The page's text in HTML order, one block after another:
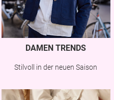
DAMEN TRENDS
Stilvoll in der neuen Saison